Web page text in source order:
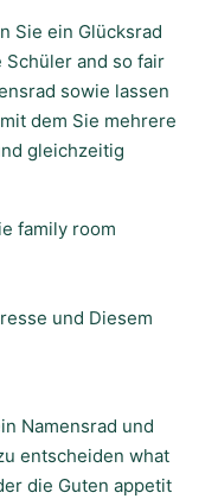
Sie ein Glücksrad
and so fair
sowie lassen
dem Sie mehrere
gleichzeitig
family room
und Diesem
Namensrad und
entscheiden what
die Guten appetit